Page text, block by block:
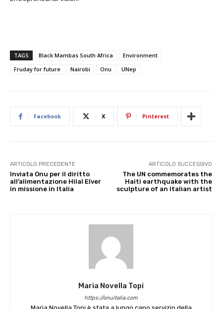
TAGS Black Mambas South Africa
Environment
Fruday for future
Nairobi Onu UNep
Facebook X Pinterest
ARTICOLO PRECEDENTE
Inviata Onu per il diritto
all’alimentazione Hilal Elver
in missione in Italia
ARTICOLO SUCCESSIVO
The UN commemorates the
Haiti earthquake with the
sculpture of an Italian artist
Maria Novella Topi
https://onuitalia.com